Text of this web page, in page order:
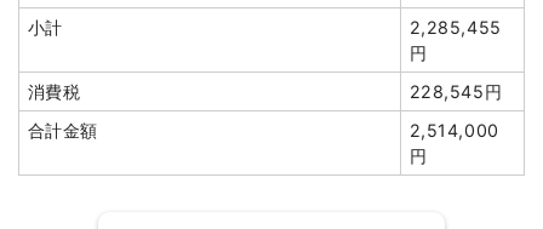
軽量鉄骨造住宅2階建て
小計
2,285,455
円
消費税
228,545円
合計金額
2,514,000
円